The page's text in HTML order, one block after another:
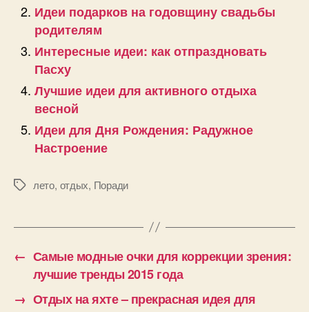
Идеи подарков на годовщину свадьбы
родителям
Интересные идеи: как отпраздновать
Пасху
Лучшие идеи для активного отдыха
весной
Идеи для Дня Рождения: Радужное
Настроение
Позначки
лето, отдых, Поради
← Самые модные очки для коррекции зрения:
лучшие тренды 2015 года
→ Отдых на яхте – прекрасная идея для